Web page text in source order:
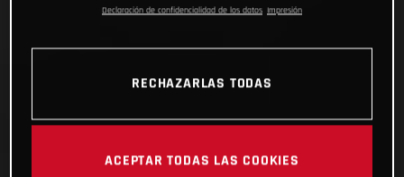
Declaración de confidencialidad de los datos Impresión
RECHAZARLAS TODAS
ACEPTAR TODAS LAS COOKIES